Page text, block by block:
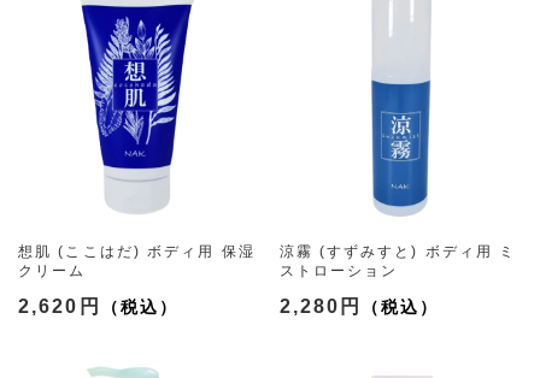
想肌 (ここはだ) ボディ用 保湿
クリーム
2,620円
涼霧 (すずみすと) ボディ用 ミ
ストローション
2,280円